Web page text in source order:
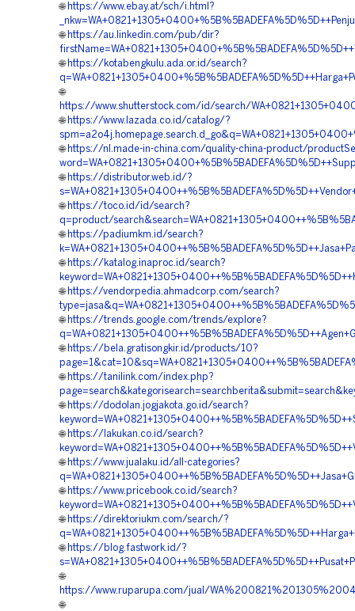
🌐 https://www.ebay.at/sch/i.html?
🌐 https://au.linkedin.com/pub/dir?
🌐 https://kotabengkulu.ada.or.id/search?
🌐
https://www.shutterstock.com/id/search/
🌐 https://www.lazada.co.id/catalog/?
🌐 https://nl.made-in-china.com/quality-china-product/
🌐 https://distributor.web.id/?
🌐 https://toco.id/id/search?
q=product/
🌐 https://padiumkm.id/search?
🌐 https://katalog.inaproc.id/search?
🌐 https://vendorpedia.ahmadcorp.com/search?
🌐 https://trends.google.com/trends/explore?
🌐 https://bela.gratisongkir.id/products/10?
🌐 https://tanilink.com/index.php?
🌐 https://dodolan.jogjakota.go.id/search?
🌐 https://lakukan.co.id/search?
🌐 https://www.jualaku.id/all-categories?
🌐 https://www.pricebook.co.id/search?
🌐 https://direktoriukm.com/search/?
🌐 https://blog.fastwork.id/?
🌐
https://www.ruparupa.com/jual/
🌐